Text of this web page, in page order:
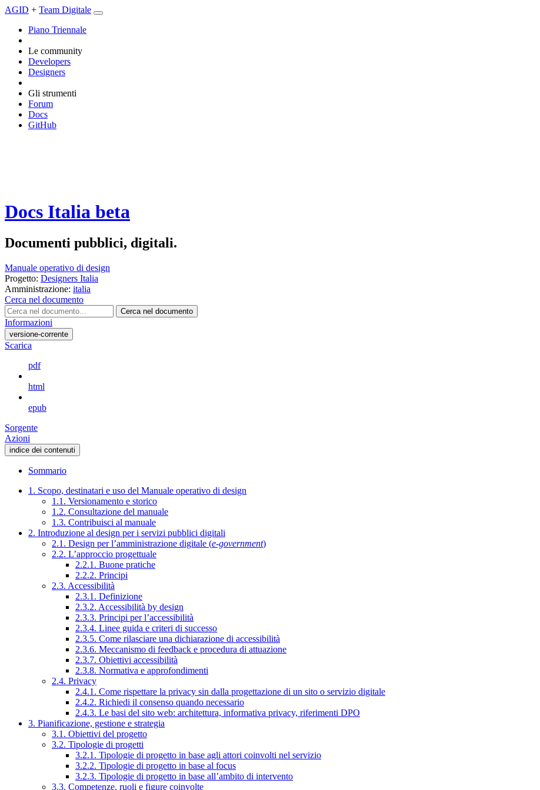
AGID + Team Digitale
Piano Triennale
Le community
Developers
Designers
Gli strumenti
Forum
Docs
GitHub
Docs Italia beta
Documenti pubblici, digitali.
Manuale operativo di design
Progetto: Designers Italia
Amministrazione: italia
Cerca nel documento
Cerca nel documento
Informazioni
versione-corrente
Scarica
pdf
html
epub
Sorgente
Azioni
indice dei contenuti
Sommario
1. Scopo, destinatari e uso del Manuale operativo di design
1.1. Versionamento e storico
1.2. Consultazione del manuale
1.3. Contribuisci al manuale
2. Introduzione al design per i servizi pubblici digitali
2.1. Design per l’amministrazione digitale (e-government)
2.2. L’approccio progettuale
2.2.1. Buone pratiche
2.2.2. Principi
2.3. Accessibilità
2.3.1. Definizione
2.3.2. Accessibilità by design
2.3.3. Principi per l’accessibilità
2.3.4. Linee guida e criteri di successo
2.3.5. Come rilasciare una dichiarazione di accessibilità
2.3.6. Meccanismo di feedback e procedura di attuazione
2.3.7. Obiettivi accessibilità
2.3.8. Normativa e approfondimenti
2.4. Privacy
2.4.1. Come rispettare la privacy sin dalla progettazione di un sito o servizio digitale
2.4.2. Richiedi il consenso quando necessario
2.4.3. Le basi del sito web: architettura, informativa privacy, riferimenti DPO
3. Pianificazione, gestione e strategia
3.1. Obiettivi del progetto
3.2. Tipologie di progetti
3.2.1. Tipologie di progetto in base agli attori coinvolti nel servizio
3.2.2. Tipologie di progetto in base al focus
3.2.3. Tipologie di progetto in base all’ambito di intervento
3.3. Competenze, ruoli e figure coinvolte